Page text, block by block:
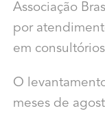
Associação
por
em
O
meses de